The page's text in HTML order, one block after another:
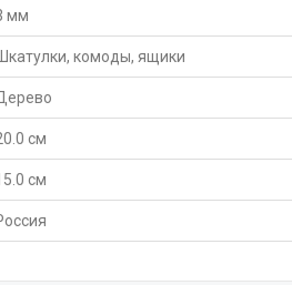
мм
комоды, ящики
см
см